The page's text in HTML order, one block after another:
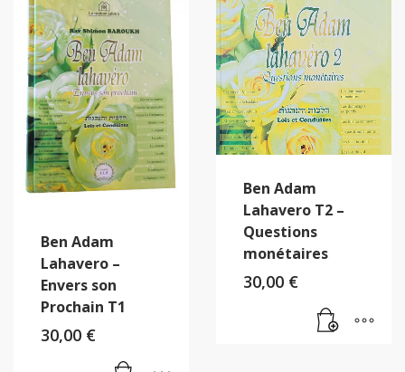
Ben Adam
Lahavero –
Envers son
Prochain T1
30,00 €
Ben Adam
Lahavero T2 –
Questions
monétaires
30,00 €